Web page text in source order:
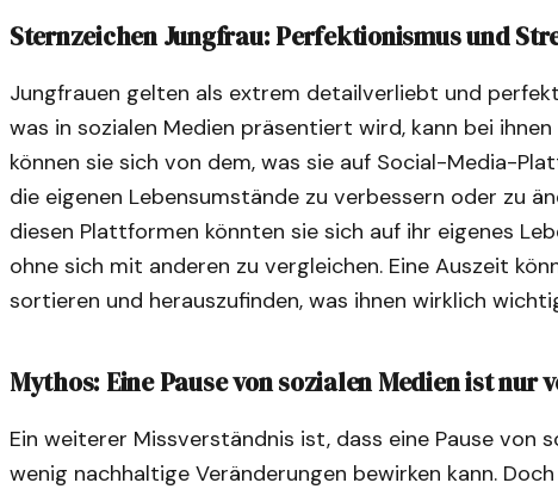
Sternzeichen Jungfrau: Perfektionismus und
Jungfrauen gelten als extrem detailverliebt und
was in sozialen Medien präsentiert wird, kann bei
können sie sich von dem, was sie auf Social-Media-
die eigenen Lebensumstände zu verbessern oder zu
diesen Plattformen könnten sie sich auf ihr eigenes
ohne sich mit anderen zu vergleichen. Eine Auszeit
sortieren und herauszufinden, was ihnen wirklich
Mythos: Eine Pause von sozialen Medien ist nur
Ein weiterer Missverständnis ist, dass eine Pause von
wenig nachhaltige Veränderungen bewirken kann.